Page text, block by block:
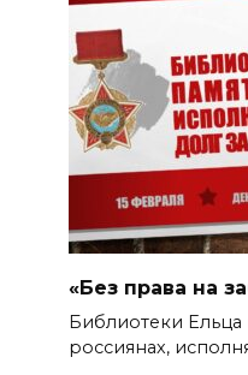
«Без права на
Библиотеки
россиянах,